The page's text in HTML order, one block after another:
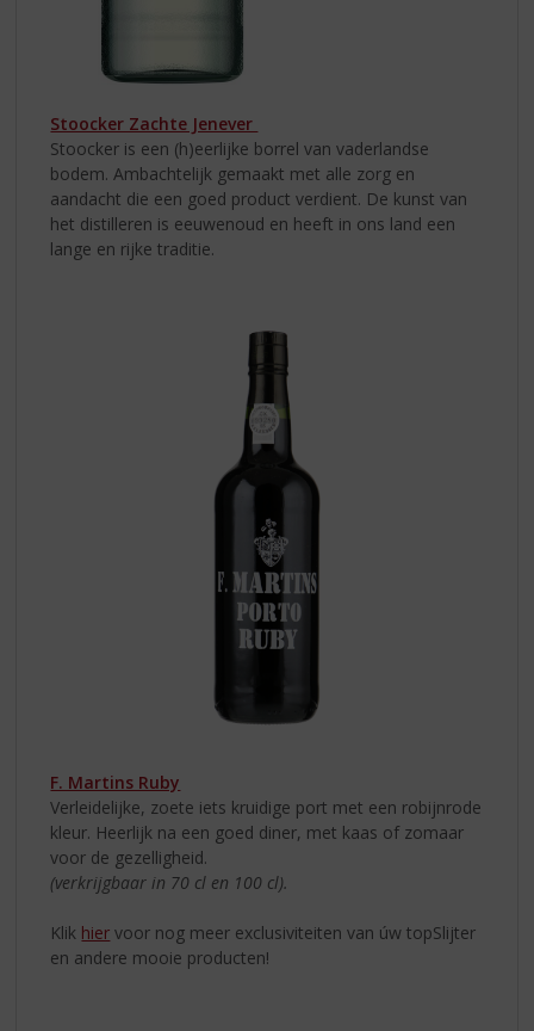
Stoocker Zachte Jenever
Stoocker is een (h)eerlijke borrel van vaderlandse
bodem. Ambachtelijk gemaakt met alle zorg en
aandacht die een goed product verdient. De kunst van
het distilleren is eeuwenoud en heeft in ons land een
lange en rijke traditie.
F. Martins Ruby
Verleidelijke, zoete iets kruidige port met een robijnrode
kleur. Heerlijk na een goed diner, met kaas of zomaar
voor de gezelligheid.
(verkrijgbaar in 70 cl en 100 cl).
Klik hier voor nog meer exclusiviteiten van úw topSlijter
en andere mooie producten!